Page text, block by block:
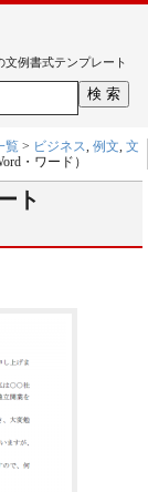
例書式テンプレート
覧 > ビジネス, 例文, 文
・ワード）
ト